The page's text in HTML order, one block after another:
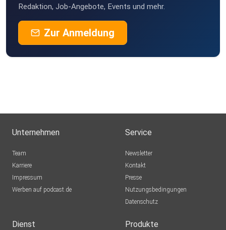
Redaktion, Job-Angebote, Events und mehr.
Zur Anmeldung
Unternehmen
Team
Karriere
Impressum
Werben auf podcast.de
Service
Newsletter
Kontakt
Presse
Nutzungsbedingungen
Datenschutz
Dienst Produkte